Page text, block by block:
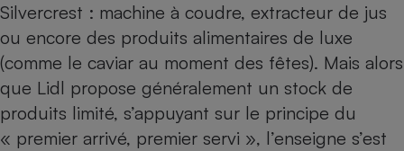
Silvercrest : machine à coudre, extracteur de jus
ou encore des produits alimentaires de luxe
(comme le caviar au moment des fêtes). Mais alors
que Lidl propose généralement un stock de
produits limité, s’appuyant sur le principe du
« premier arrivé, premier servi », l’enseigne s’est
Cafetière à expressos